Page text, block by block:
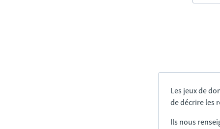
Les jeux de
de décrire les
Ils nous